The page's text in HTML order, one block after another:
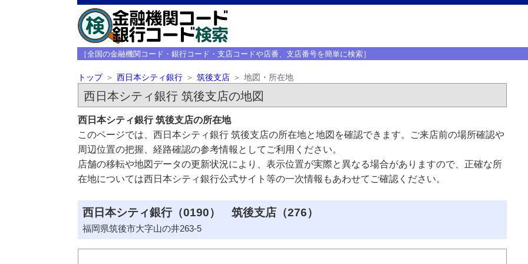
［全国の金融機関コード・銀行コード・支店コードや店番、支店番号を簡単に検索］
トップ 西日本シティ銀行 筑後支店 地図・所在地
西日本シティ銀行 筑後支店の地図
西日本シティ銀行 筑後支店の所在地
このページでは、西日本シティ銀行 筑後支店の所在地と地図を確認できます。ご来店前の場所確認や
周辺位置の把握、経路確認の参考情報としてご利用ください。
店舗の移転や地図データの更新状況により、表示位置が実際と異なる場合がありますので、正確な所
在地については西日本シティ銀行公式サイト等の一次情報もあわせてご確認ください。
西日本シティ銀行（0190） 筑後支店（276）
福岡県筑後市大字山の井263-5